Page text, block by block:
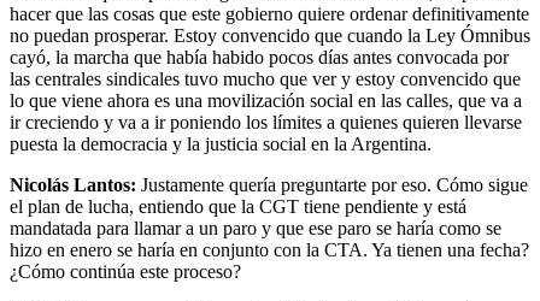
hacer que las cosas que este gobierno quiere ordenar definitivamente
no puedan prosperar. Estoy convencido que cuando la Ley Ómnibus
cayó, la marcha que había habido pocos días antes convocada por
las centrales sindicales tuvo mucho que ver y estoy convencido que
lo que viene ahora es una movilización social en las calles, que va a
ir creciendo y va a ir poniendo los límites a quienes quieren llevarse
puesta la democracia y la justicia social en la Argentina.
Nicolás Lantos: Justamente quería preguntarte por eso. Cómo sigue
el plan de lucha, entiendo que la CGT tiene pendiente y está
mandatada para llamar a un paro y que ese paro se haría como se
hizo en enero se haría en conjunto con la CTA. Ya tienen una fecha?
¿Cómo continúa este proceso?